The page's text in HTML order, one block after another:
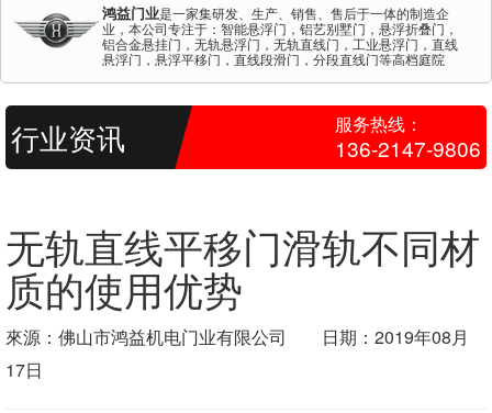
鸿益门业是一家集研发、生产、销售、售后于一体的制造企
业，本公司专注于：智能悬浮门，铝艺别墅门，悬浮折叠门，
铝合金悬挂门，无轨悬浮门，无轨直线门，工业悬浮门，直线
悬浮门，悬浮平移门，直线段滑门，分段直线门等高档庭院
信、实力和产品质量获得业界的认可。
行业资讯 服务热线：
136-2147-9806
无轨直线平移门滑轨不同材
质的使用优势
來源：佛山市鸿益机电门业有限公司 日期：2019年08月
17日